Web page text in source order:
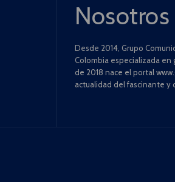
Nosotros
Desde 2014, Grupo
Colombia especializada en
de 2018 nace el portal
actualidad del fascinante y